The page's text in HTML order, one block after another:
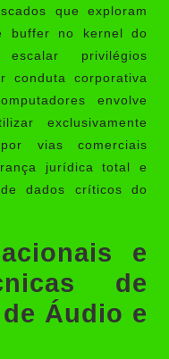
que exploram
buffer no kernel do
privilégios
conduta corporativa
envolve
exclusivamente
vias comerciais
jurídica total e
dados críticos do
e
de
Áudio e